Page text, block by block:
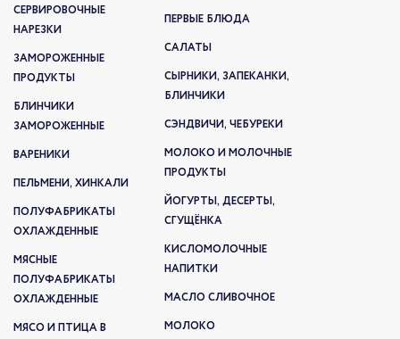
СЕРВИРОВОЧНЫЕ
НАРЕЗКИ
ЗАМОРОЖЕННЫЕ
ПРОДУКТЫ
БЛИНЧИКИ
ЗАМОРОЖЕННЫЕ
ВАРЕНИКИ
ПЕЛЬМЕНИ, ХИНКАЛИ
ПОЛУФАБРИКАТЫ
ОХЛАЖДЕННЫЕ
МЯСНЫЕ
ПОЛУФАБРИКАТЫ
ОХЛАЖДЕННЫЕ
МЯСО И ПТИЦА В
ПЕРВЫЕ БЛЮДА
САЛАТЫ
СЫРНИКИ, ЗАПЕКАНКИ,
БЛИНЧИКИ
СЭНДВИЧИ, ЧЕБУРЕКИ
МОЛОКО И МОЛОЧНЫЕ
ПРОДУКТЫ
ЙОГУРТЫ, ДЕСЕРТЫ,
СГУЩЁНКА
КИСЛОМОЛОЧНЫЕ
НАПИТКИ
МАСЛО СЛИВОЧНОЕ
МОЛОКО